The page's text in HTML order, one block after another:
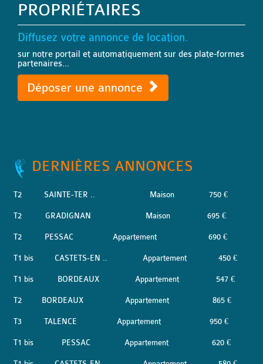
PROPRIÉTAIRES
Diffusez votre annonce de location.
sur notre portail et automatiquement sur des plate-formes
partenaires...
Déposer une annonce
DERNIÈRES ANNONCES
T2 SAINTE-TER .. Maison 750 €
T2 GRADIGNAN Maison 695 €
T2 PESSAC Appartement 690 €
T1 bis CASTETS-EN .. Appartement 450 €
T1 bis BORDEAUX Appartement 547 €
T2 BORDEAUX Appartement 865 €
T3 TALENCE Appartement 950 €
T1 bis PESSAC Appartement 620 €